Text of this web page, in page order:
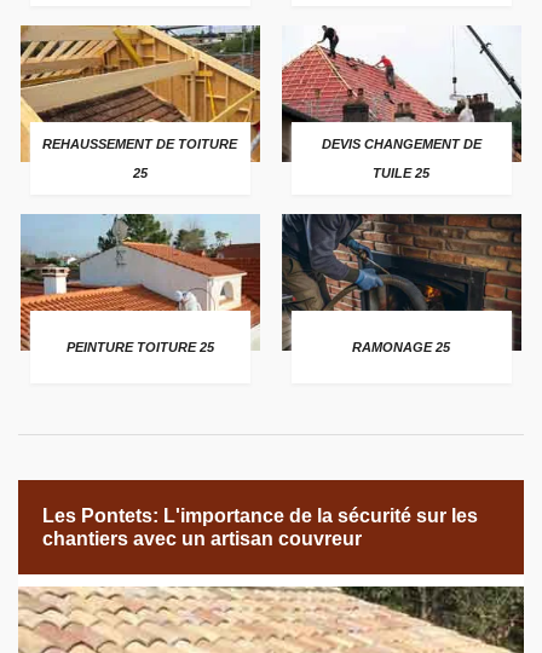
REHAUSSEMENT DE TOITURE
25
DEVIS CHANGEMENT DE
TUILE 25
PEINTURE TOITURE 25 RAMONAGE 25
Les Pontets: L'importance de la sécurité sur les
chantiers avec un artisan couvreur